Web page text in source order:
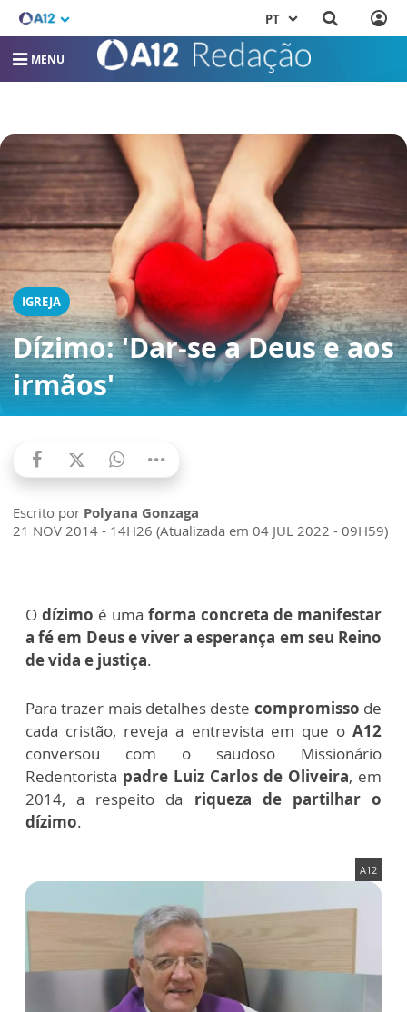
PT
MENU
IGREJA
Dízimo: 'Dar-se a Deus e aos
irmãos'
Escrito por Polyana Gonzaga
21 NOV 2014 - 14H26 (Atualizada em 04 JUL 2022 - 09H59)
O dízimo é uma forma concreta de manifestar
a fé em Deus e viver a esperança em seu Reino
de vida e justiça.
Para trazer mais detalhes deste compromisso de
cada cristão, reveja a entrevista em que o A12
conversou com o saudoso Missionário
Redentorista padre Luiz Carlos de Oliveira, em
2014, a respeito da riqueza de partilhar o
dízimo.
A12